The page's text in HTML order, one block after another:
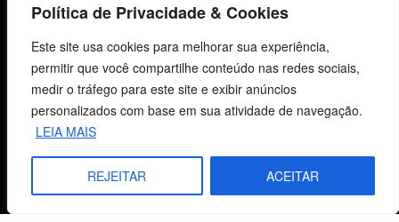
Política de Privacidade & Cookies
Este site usa cookies para melhorar sua experiência,
permitir que você compartilhe conteúdo nas redes sociais,
medir o tráfego para este site e exibir anúncios
personalizados com base em sua atividade de navegação.
LEIA MAIS
REJEITAR ACEITAR
Centro de Estudos Bíblicos
CNPJ: 29.832.607/0001-10
São Leopoldo, RS, Brasil
Fale Conosco
E-mails